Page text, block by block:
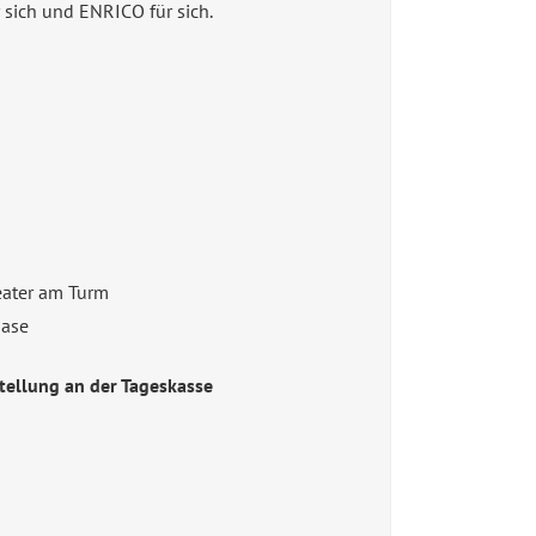
und ENRICO für sich.
am Turm
an der Tageskasse